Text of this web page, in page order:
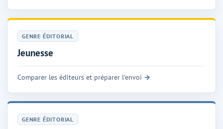
GENRE ÉDITORIAL
Jeunesse
Comparer les éditeurs et préparer l'envoi
GENRE ÉDITORIAL